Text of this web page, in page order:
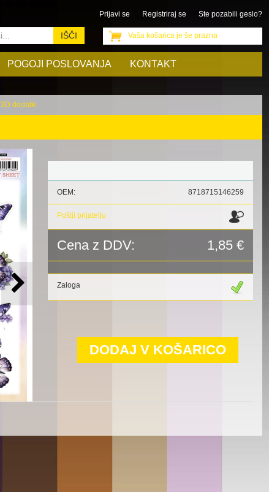
Prijavi se Registriraj se Ste pozabili geslo?
Vaša košarica je še prazna
POGOJI POSLOVANJA KONTAKT
IŠČI
3D dodatki
OEM: 8718715146259
Pošlji prijatelju
Cena z DDV: 1,85 €
Zaloga
DODAJ V KOŠARICO